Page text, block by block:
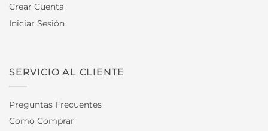
Crear Cuenta
Iniciar Sesión
SERVICIO AL CLIENTE
Preguntas Frecuentes
Como Comprar